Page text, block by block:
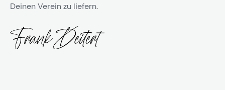
Deinen Verein zu liefern.